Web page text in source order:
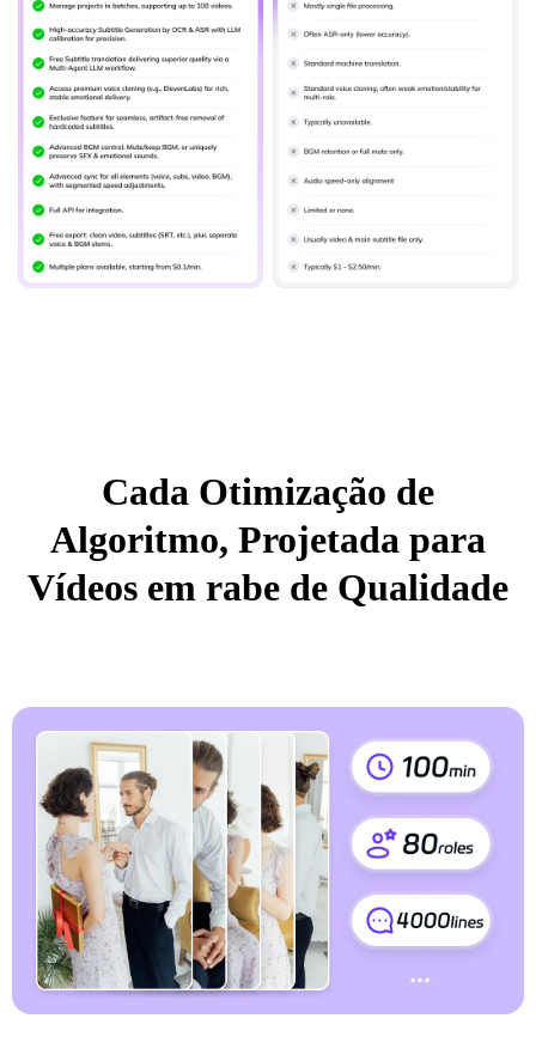
Cada Otimização de
Algoritmo, Projetada para
Vídeos em rabe de Qualidade